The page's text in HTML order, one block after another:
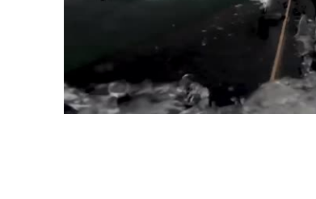
00:00/03:55